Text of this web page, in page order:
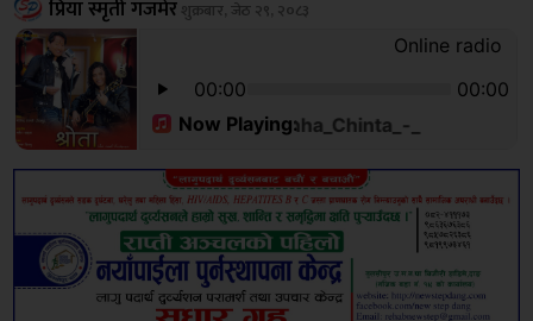
प्रिया स्मृती गजमेरशुक्रबार, जेठ २९, २०८३